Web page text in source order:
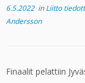
6.5.2022inLiitto
Andersson
Finaalit pelattiin